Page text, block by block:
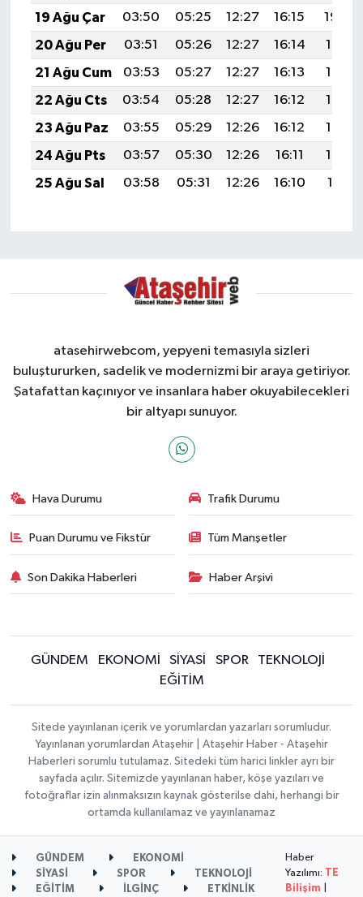
19 Ağu Çar
03:50 05:25 12:27 16:15
19:20
20 Ağu Per
03:51 05:26 12:27 16:14
19:18
21 Ağu Cum
03:53 05:27 12:27 16:13
19:17
22 Ağu Cts
03:54 05:28 12:27 16:12
19:15
23 Ağu Paz
03:55 05:29 12:26 16:12
19:14
24 Ağu Pts
03:57 05:30 12:26 16:11
19:12
25 Ağu Sal
03:58 05:31 12:26 16:10 19:11
atasehirwebcom, yepyeni temasıyla sizleri
buluştururken, sadelik ve modernizmi bir araya getiriyor.
Şatafattan kaçınıyor ve insanlara haber okuyabilecekleri
bir altyapı sunuyor.
Hava Durumu Trafik Durumu
Puan Durumu ve Fikstür Tüm Manşetler
Son Dakika Haberleri Haber Arşivi
GÜNDEM EKONOMİ SİYASİ SPOR
TEKNOLOJİ
EĞİTİM
Sitede yayınlanan içerik ve yorumlardan yazarları sorumludur.
Yayınlanan yorumlardan Ataşehir | Ataşehir Haber - Ataşehir
Haberleri sorumlu tutulamaz. Sitedeki tüm harici linkler ayrı bir
sayfada açılır. Sitemizde yayınlanan haber, köşe yazıları ve
fotoğraflar izin alınmaksızın kaynak gösterilse dahi, herhangi bir
ortamda kullanılamaz ve yayınlanamaz
GÜNDEM
EKONOMİ
SİYASİ
SPOR
TEKNOLOJİ
EĞİTİM
İLGİNÇ ETKİNLİK
Haber
Yazılımı:
TE
Bilişim